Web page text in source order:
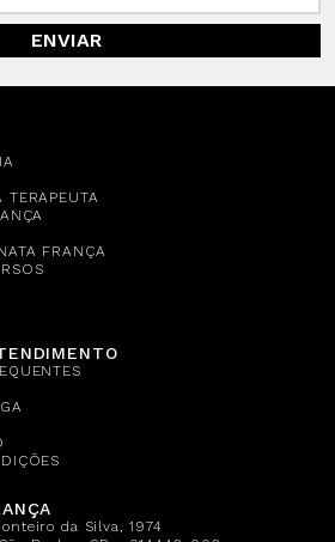
ENVIAR
TERAPEUTA
FRANÇA
da Silva, 1974